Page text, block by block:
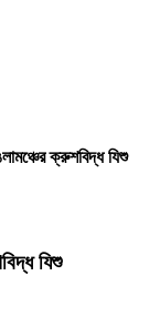
ক্রুশবিদ্ধ যিশু
যিশু